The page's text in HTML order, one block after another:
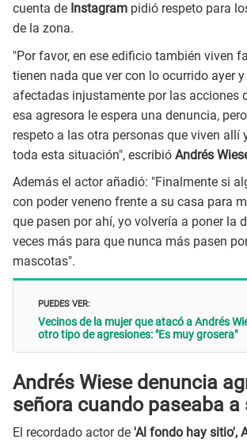
cuenta de Instagram pidió respeto para
de la zona.
"Por favor, en ese edificio también viven
tienen nada que ver con lo ocurrido ayer
afectadas injustamente por las acciones
esa agresora le espera una denuncia,
respeto a las otra personas que viven allí
toda esta situación", escribió Andrés
Además el actor añadió: "Finalmente si
con poder veneno frente a su casa para
que pasen por ahí, yo volvería a poner la
veces más para que nunca más pasen
mascotas".
PUEDES VER:
Vecinos de la mujer que atacó a Andrés
otro tipo de agresiones: "Es muy grosera"
Andrés Wiese denuncia
señora cuando paseaba a
El recordado actor de 'Al fondo hay sitio',